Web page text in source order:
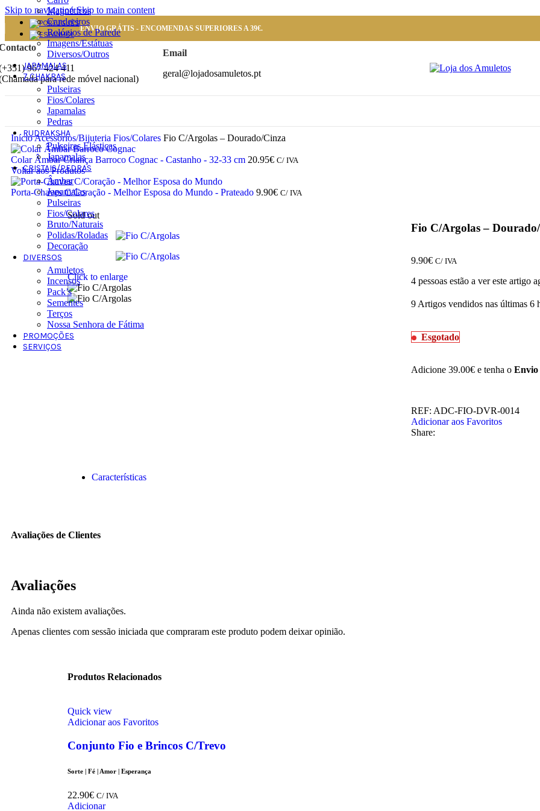
Skip to navigationSkip to main content
ENVIO GRÁTIS - ENCOMENDAS SUPERIORES A 39€.
967 424 411
para rede móvel nacional)
Email
geral@lojadosamuletos.pt
Magnéticos
Candeeiros
Relógios de Parede
Imagens/Estátuas
Diversos/Outros
JAPAMALAS
7 CHAKRAS
Pulseiras
Fios/Colares
Japamalas
Pedras
RUDRAKSHA
Pulseiras Elásticas
Japamalas
CRISTAIS/PEDRAS
Âmbar
Japamalas
Pulseiras
Fios/Colares
Bruto/Naturais
Polidas/Roladas
Decoração
DIVERSOS
Amuletos
Incensos
Pack’s
Sementes
Terços
Nossa Senhora de Fátima
PROMOÇÕES
SERVIÇOS
InícioAcessórios/Bijuteria Fios/Colares Fio C/Argolas – Dourado/Cinza
Colar Âmbar Criança Barroco Cognac - Castanho - 32-33 cm 20.95€ C/ IVA
Voltar aos Produtos
Porta-Chaves C/Coração - Melhor Esposa do Mundo - Prateado 9.90€ C/ IVA
Sold out
Click to enlarge
Fio C/Argolas –
9.90€ C/ IVA
4 pessoas estão a ver este artigo
9Artigos vendidos nas últimas 6
Esgotado
Adicione 39.00€ e tenha o Envio
REF: ADC-FIO-DVR-0014
Adicionar aos Favoritos
Share:
Características
Avaliações de Clientes
Avaliações
Ainda não existem avaliações.
Apenas clientes com sessão iniciada que compraram este produto podem deixar opinião.
Produtos Relacionados
Quick view
Adicionar aos Favoritos
Conjunto Fio e Brincos C/Trevo
Sorte | Fé | Amor | Esperança
22.90€ C/ IVA
Adicionar